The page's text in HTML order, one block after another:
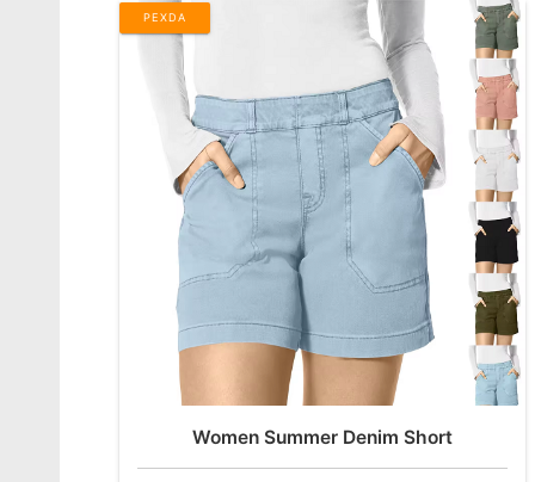
PEXDA
Women Summer Denim Short